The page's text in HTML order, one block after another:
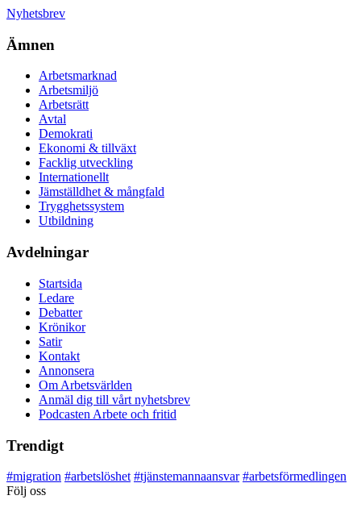
Nyhetsbrev
Ämnen
Arbetsmarknad
Arbetsmiljö
Arbetsrätt
Avtal
Demokrati
Ekonomi & tillväxt
Facklig utveckling
Internationellt
Jämställdhet & mångfald
Trygghetssystem
Utbildning
Avdelningar
Startsida
Ledare
Debatter
Krönikor
Satir
Kontakt
Annonsera
Om Arbetsvärlden
Anmäl dig till vårt nyhetsbrev
Podcasten Arbete och fritid
Trendigt
#migration #arbetslöshet #tjänstemannaansvar #arbetsförmedlingen
Följ oss